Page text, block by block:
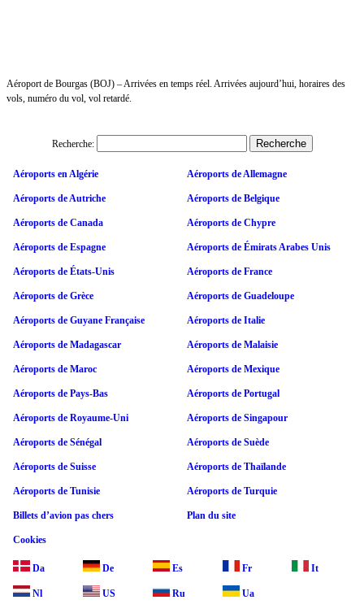
Aéroport de Bourgas (BOJ) – Arrivées en temps réel. Arrivées aujourd’hui, horaires des
vols, numéro du vol, vol retardé.
Recherche:
Aéroports en Algérie Aéroports de Allemagne
Aéroports de Autriche Aéroports de Belgique
Aéroports de Canada Aéroports de Chypre
Aéroports de Espagne Aéroports de Émirats Arabes Unis
Aéroports de États-Unis Aéroports de France
Aéroports de Grèce Aéroports de Guadeloupe
Aéroports de Guyane Française Aéroports de Italie
Aéroports de Madagascar Aéroports de Malaisie
Aéroports de Maroc Aéroports de Mexique
Aéroports de Pays-Bas Aéroports de Portugal
Aéroports de Royaume-Uni Aéroports de Singapour
Aéroports de Sénégal Aéroports de Suède
Aéroports de Suisse Aéroports de Thaïlande
Aéroports de Tunisie Aéroports de Turquie
Billets d’avion pas chers Plan du site
Cookies
Da De Es Fr It
Nl US Ru Ua